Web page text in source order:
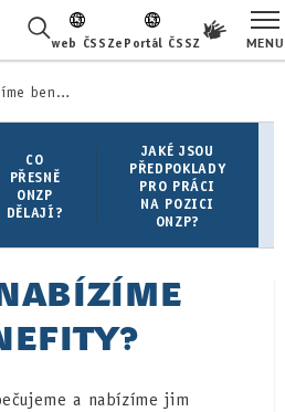
web ČSSZePortál ČSSZ MENU
benefity?
CO
PŘESNĚ
ONZP
DĚLAJÍ?
JAKÉ JSOU
PŘEDPOKLADY
PRO PRÁCI
NA POZICI
ONZP?
a nabízíme jim